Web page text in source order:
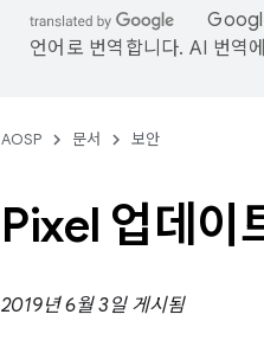
언어로 번역합니다. AI 번역
AOSP 문서 보안
Pixel 업데이
2019년 6월 3일 게시됨